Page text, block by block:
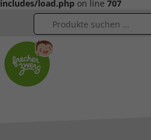
includes/load.php on line 707